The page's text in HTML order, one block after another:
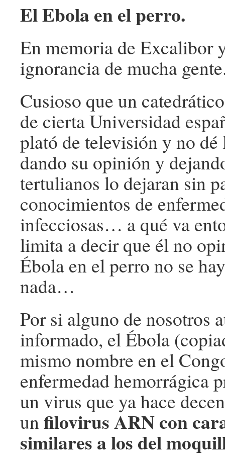
El Ebola en el perro.
En memoria de Excalibor
ignorancia de mucha
Cusioso que un
de cierta Universidad
plató de televisión y no dé
dando su opinión y
tertulianos lo dejaran sin
conocimientos de
infecciosas… a qué va
limita a decir que él no
Ébola en el perro no se
nada…
Por si alguno de nosotros
informado, el Ébola
mismo nombre en el
enfermedad hemorrágica
un virus que ya hace
unfilovirus ARN con
similares a los del